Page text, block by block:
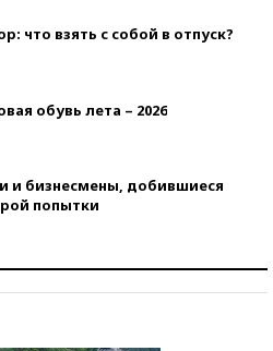
что взять с собой в отпуск?
обувь лета – 2026
и бизнесмены, добившиеся
попытки